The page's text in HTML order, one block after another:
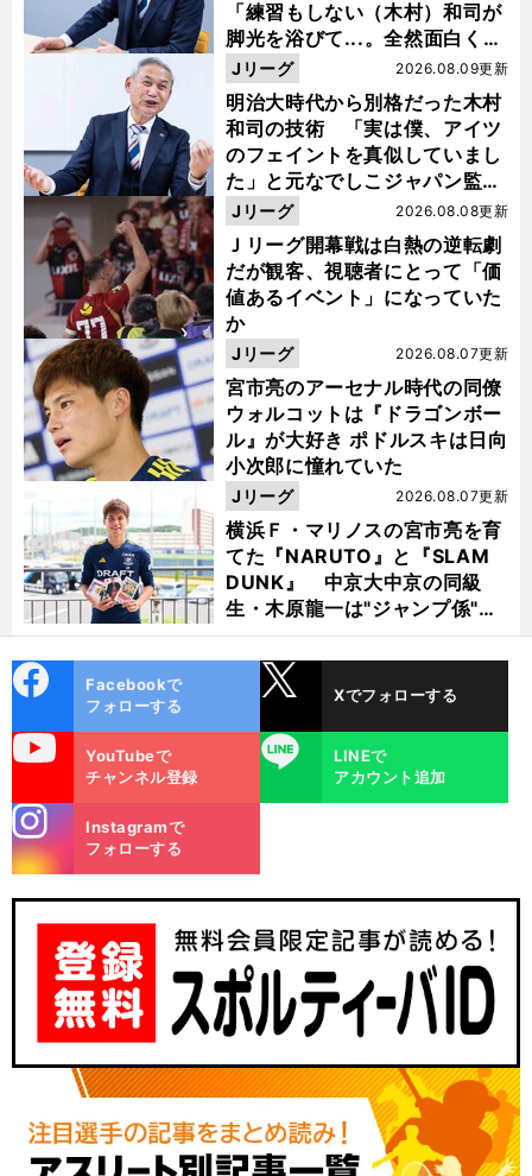
「練習もしない（木村）和司が
脚光を浴びて...。全然面白くな
い４年間でした」
明治大時代から別格だった木村
和司の技術 「実は僕、アイツ
のフェイントを真似していまし
た」と元なでしこジャパン監
督・佐々木則夫
2026.08.09更新
Jリーグ
Ｊリーグ開幕戦は白熱の逆転劇
だが観客、視聴者にとって「価
値あるイベント」になっていた
か
2026.08.08更新
Jリーグ
宮市亮のアーセナル時代の同僚
ウォルコットは『ドラゴンボー
ル』が大好き ポドルスキは日向
小次郎に憧れていた
2026.08.07更新
Jリーグ
横浜Ｆ・マリノスの宮市亮を育
てた『NARUTO』と『SLAM
DUNK』 中京大中京の同級
生・木原龍一は"ジャンプ係"だ
った
2026.08.07更新
Jリーグ
ok
Facebookで
フォローする
Xでフォローする
YouTubeで
チャンネル登録
LINE
LINEで
アカウント追加
m
Instagramで
フォローする